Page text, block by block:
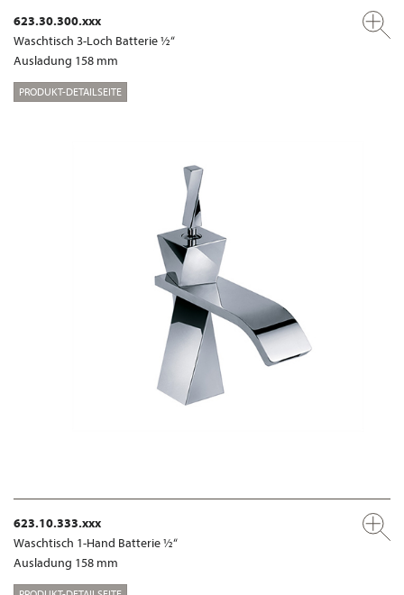
623.30.300.xxx
Waschtisch 3-Loch Batterie ½“
Ausladung 158 mm
PRODUKT-DETAILSEITE
623.10.333.xxx
Waschtisch 1-Hand Batterie ½“
Ausladung 158 mm